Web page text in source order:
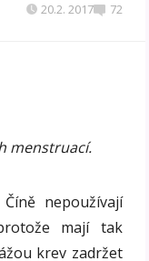
20.2. 2017 72
menstruací.
nepoužívají
mají tak
krev zadržet